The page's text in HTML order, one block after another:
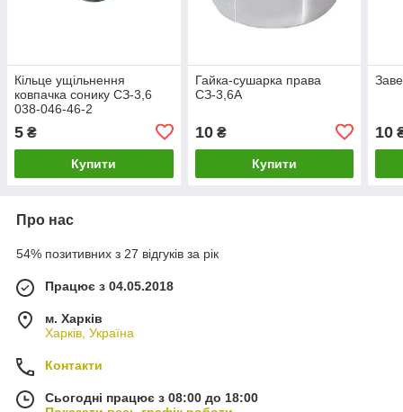
Кільце ущільнення
ковпачка сонику СЗ-3,6
038-046-46-2
5 ₴
Купити
Гайка-сушарка права
СЗ-3,6А
10₴
Купити
10
Про нас
54% позитивних з 27 відгуків за рік
Працює з 04.05.2018
м. Харків
Харків, Україна
Контакти
Сьогодні працює з 08:00 до 18:00